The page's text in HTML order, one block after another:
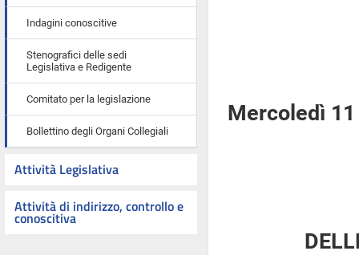
Indagini conoscitive
Stenografici delle sedi
Legislativa e Redigente
Comitato per la legislazione
Bollettino degli Organi Collegiali
Attività Legislativa
Attività di indirizzo, controllo e
conoscitiva
Mercoledì